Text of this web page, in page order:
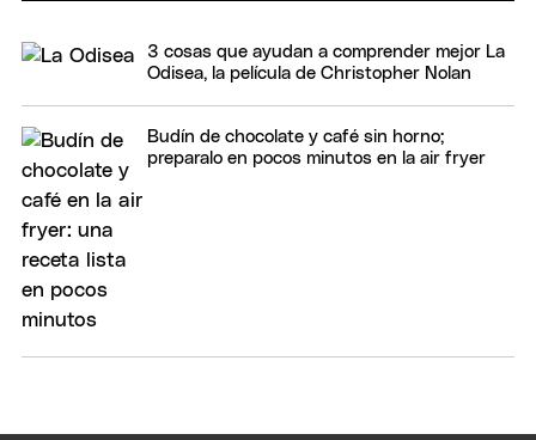
3 cosas que ayudan a comprender mejor La
Odisea, la película de Christopher Nolan
Budín de chocolate y café sin horno;
preparalo en pocos minutos en la air fryer